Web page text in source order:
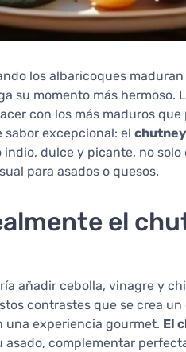
los albaricoques
su momento más hermoso.
con los más maduros
excepcional: el
indio, dulce y picante, no
para asados o quesos.
el
añadir cebolla, vinagre y
contrastes que se crea
experiencia gourmet. El
complementar